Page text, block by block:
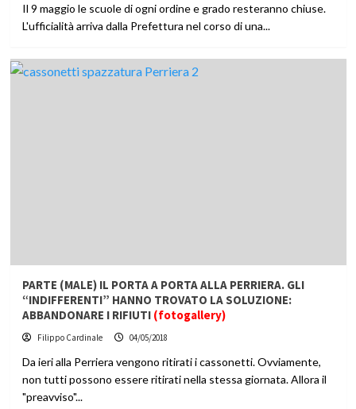
Il 9 maggio le scuole di ogni ordine e grado resteranno chiuse.
L'ufficialità arriva dalla Prefettura nel corso di una...
PARTE (MALE) IL PORTA A PORTA ALLA PERRIERA. GLI
“INDIFFERENTI” HANNO TROVATO LA SOLUZIONE:
ABBANDONARE I RIFIUTI (fotogallery)
Filippo Cardinale 04/05/2018
Da ieri alla Perriera vengono ritirati i cassonetti. Ovviamente,
non tutti possono essere ritirati nella stessa giornata. Allora il
"preavviso"...